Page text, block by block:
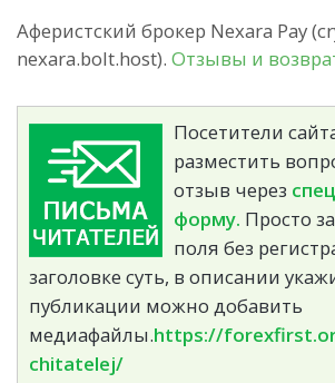
Аферистский брокер Nexara Pay
nexara.bolt.host). Отзывы и
Посетители
разместить
отзыв через
форму. Просто
поля без
заголовке суть, в описании
публикации можно добавить
медиафайлы.https://
chitatelej/